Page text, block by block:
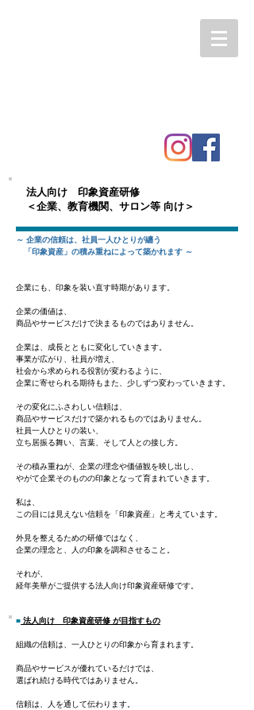
法人向け 印象資産研修
＜企業、教育機関、サロン等 向け＞
～ 企業の信頼は、社員一人ひとりが纏う
「印象資産」の積み重ねによって築かれます ～
企業にも、印象を装い直す時期があります。
企業の価値は、
商品やサービスだけで決まるものではありません。
企業は、成長とともに変化していきます。
事業が広がり、社員が増え、
社会から求められる役割が変わるように、
企業に寄せられる期待もまた、少しずつ変わっていきます。
その変化にふさわしい信頼は、
商品やサービスだけで築かれるものではありません。
社員一人ひとりの装い、
立ち居振る舞い、言葉、そして人との接し方。
その積み重ねが、企業の理念や価値観を映し出し、
やがて企業そのものの印象となって育まれていきます。
私は、
この目には見えない信頼を「印象資産」と考えています。
外見を整えるための研修ではなく、
企業の理念と、人の印象を調和させること。
それが、
経年美華がご提供する法人向け印象資産研修です。
■ 法人向け 印象資産研修 が目指すもの
組織の信頼は、一人ひとりの印象から育まれます。
商品やサービスが優れているだけでは、
選ばれ続ける時代ではありません。
信頼は、人を通して伝わります。